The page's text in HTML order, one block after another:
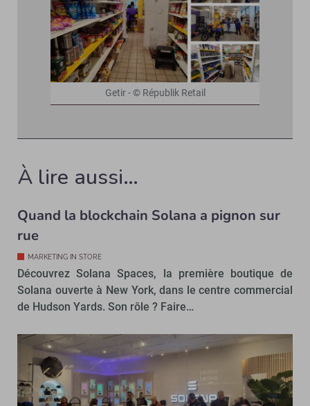
Getir - © Républik Retail
À lire aussi…
Quand la blockchain Solana a pignon sur
rue
MARKETING IN STORE
Découvrez Solana Spaces, la première boutique de
Solana ouverte à New York, dans le centre commercial
de Hudson Yards. Son rôle ? Faire…